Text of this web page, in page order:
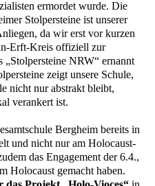
ermordet wurde. Die
Stolpersteine ist unserer
da wir erst vor kurzen
Erft-Kreis offiziell zur
„Stolpersteine NRW“ ernannt
zeigt unsere Schule,
nicht nur abstrakt bleibt,
verankert ist.
Bergheim bereits in
und nicht nur am Holocaust-
das Engagement der 6.4.,
Holocaust gemacht haben.